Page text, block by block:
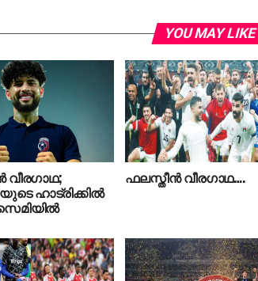
YOU MAY LIKE
ഹാട്രിക്കില്‍
ഫലസ്തീന്‍ വീരഗാഥ….